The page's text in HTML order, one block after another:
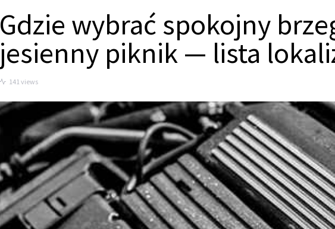
Gdzie wybrać spokojny
jesienny piknik — lista
141 views